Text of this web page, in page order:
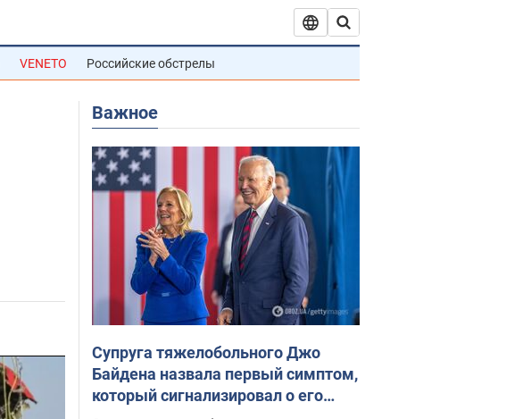
VENETO Российские обстрелы
Важное
Супруга тяжелобольного Джо
Байдена назвала первый симптом,
который сигнализировал о его